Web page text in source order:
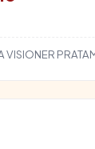
VISIONER